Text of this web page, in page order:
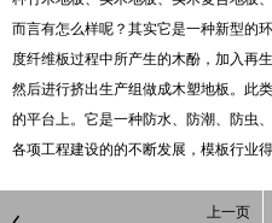
而言有怎么样呢？其实它是一种新型的
度纤维板过程中所产生的木酚，加入再
然后进行挤出生产组做成木塑地板。此
的平台上。它是一种防水、防潮、防虫
各项工程建设的的不断发展，模板行业得
上一页